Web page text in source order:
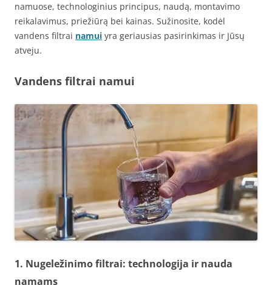
namuose, technologinius principus, naudą, montavimo
reikalavimus, priežiūrą bei kainas. Sužinosite, kodėl
vandens filtrai namui yra geriausias pasirinkimas ir Jūsų
atveju.
Vandens filtrai namui
1. Nugeležinimo filtrai: technologija ir nauda
namams